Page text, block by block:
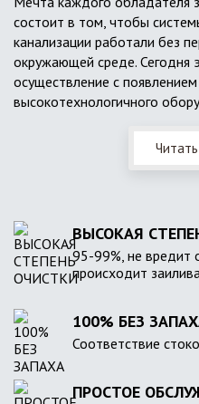
состоит в том, чтобы
канализации работали без
окружающей среде. Сегодня
осуществление с
высокотехнологичного
ВЫСОКАЯ
95-99%, не вредит
происходит
100% БЕЗ
Соответствие
ПРОСТОЕ